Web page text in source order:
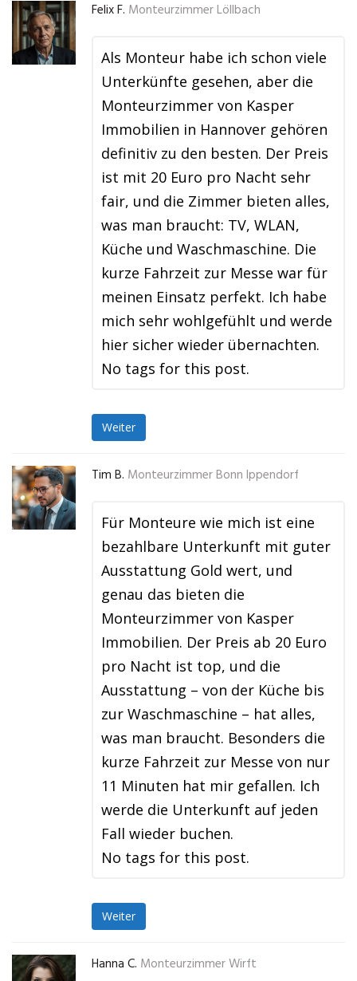
Felix F. Monteurzimmer Löllbach
Als Monteur habe ich schon viele
Unterkünfte gesehen, aber die
Monteurzimmer von Kasper
Immobilien in Hannover gehören
definitiv zu den besten. Der Preis
ist mit 20 Euro pro Nacht sehr
fair, und die Zimmer bieten alles,
was man braucht: TV, WLAN,
Küche und Waschmaschine. Die
kurze Fahrzeit zur Messe war für
meinen Einsatz perfekt. Ich habe
mich sehr wohlgefühlt und werde
hier sicher wieder übernachten.
No tags for this post.
Weiter
Tim B. Monteurzimmer Bonn Ippendorf
Für Monteure wie mich ist eine
bezahlbare Unterkunft mit guter
Ausstattung Gold wert, und
genau das bieten die
Monteurzimmer von Kasper
Immobilien. Der Preis ab 20 Euro
pro Nacht ist top, und die
Ausstattung – von der Küche bis
zur Waschmaschine – hat alles,
was man braucht. Besonders die
kurze Fahrzeit zur Messe von nur
11 Minuten hat mir gefallen. Ich
werde die Unterkunft auf jeden
Fall wieder buchen.
No tags for this post.
Weiter
Hanna C. Monteurzimmer Wirft